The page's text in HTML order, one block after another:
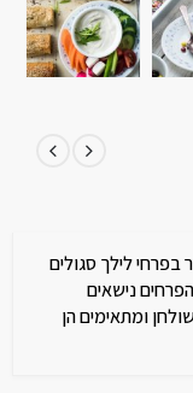
לילך סגולים
הפרחים נישאים
ומתאימים הן